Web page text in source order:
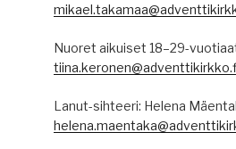
Nuoret aikuiset 18–29-
Lanut-sihteeri: Helena